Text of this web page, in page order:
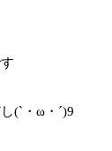
(`・ω・´)9